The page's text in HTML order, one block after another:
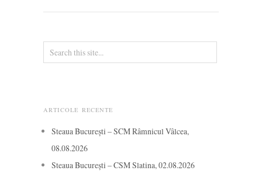
ARTICOLE RECENTE
Steaua București – SCM Râmnicul Vâlcea,
08.08.2026
Steaua București – CSM Slatina, 02.08.2026